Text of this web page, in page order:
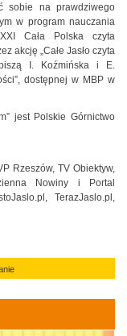
sobie na prawdziwego
w program nauczania
Cała Polska czyta
akcję „Całe Jasło czyta
I. Koźmińska i E.
dostępnej w MBP w
jest Polskie Górnictwo
Rzeszów, TV Obiektyw,
Nowiny i Portal
TerazJaslo.pl,